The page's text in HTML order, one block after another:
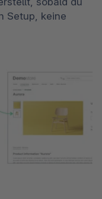
Setup, keine